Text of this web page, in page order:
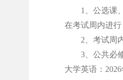
1、公选课
在考试周内进
2、考试周
3、公共必
大学英语：